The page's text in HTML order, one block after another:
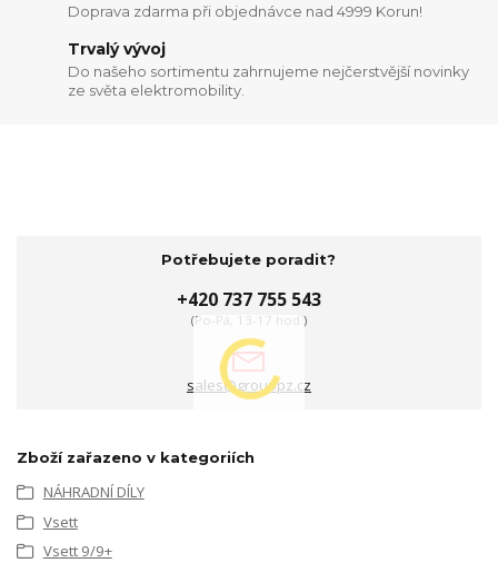
Doprava zdarma při objednávce nad 4999 Korun!
Trvalý vývoj
Do našeho sortimentu zahrnujeme nejčerstvější novinky
ze světa elektromobility.
Potřebujete poradit?
+420 737 755 543
(Po-Pá, 13-17 hod.)
sales@grouppz.cz
Zboží zařazeno v kategoriích
NÁHRADNÍ DÍLY
Vsett
Vsett 9/9+